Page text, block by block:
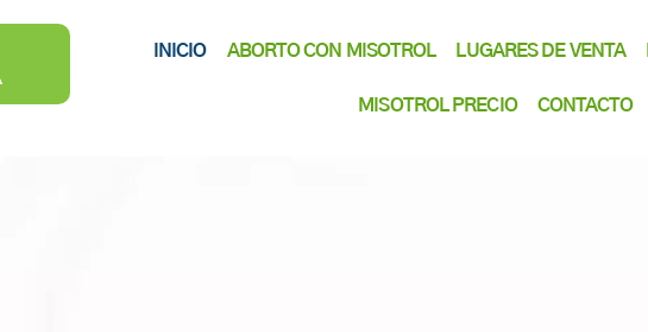
INICIO ABORTO CON MISOTROL LUGARES DE VENTA
MISOTROL PRECIO CONTACTO